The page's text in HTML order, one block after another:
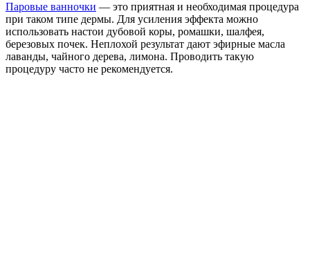
Паровые ванночки — это приятная и необходимая процедура
при таком типе дермы. Для усиления эффекта можно
использовать настои дубовой коры, ромашки, шалфея,
березовых почек. Неплохой результат дают эфирные масла
лаванды, чайного дерева, лимона. Проводить такую
процедуру часто не рекомендуется.